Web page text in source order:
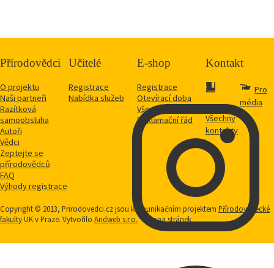
Přírodovědci
O projektu
Naši partneři
Razítková
samoobsluha
Autoři
Vědci
Zeptejte se
přírodovědců
FAQ
Výhody registrace
Učitelé
Registrace
Nabídka služeb
E-shop
Registrace
Otevírací doba
Vše o nákupu
Reklamační řád
Kontakt
Všechny
kontakty
Pro
média
Copyright © 2013, Prirodovedci.cz jsou komunikačním projektem Přírodovědecké
fakultyUK v Praze. Vytvořilo Andweb s.r.o. Mapa stránek